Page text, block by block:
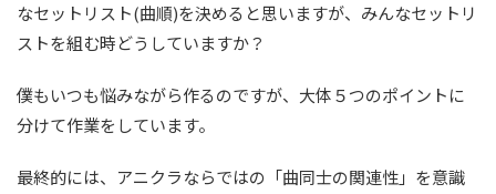
なセットリスト(曲順)を決めると思いますが、みんなセットリ
ストを組む時どうしていますか？
僕もいつも悩みながら作るのですが、大体５つのポイントに
分けて作業をしています。
最終的には、アニクラならではの「曲同士の関連性」を意識